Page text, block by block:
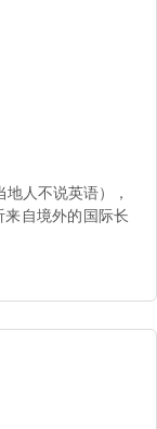
人不说英语），
自境外的国际长